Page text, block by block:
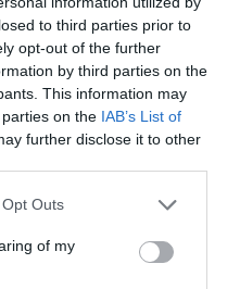
to third parties prior to
opt-out of the further
by third parties on the
This information may
on the IAB’s List of
further disclose it to other
Outs
of my
σε έκταση